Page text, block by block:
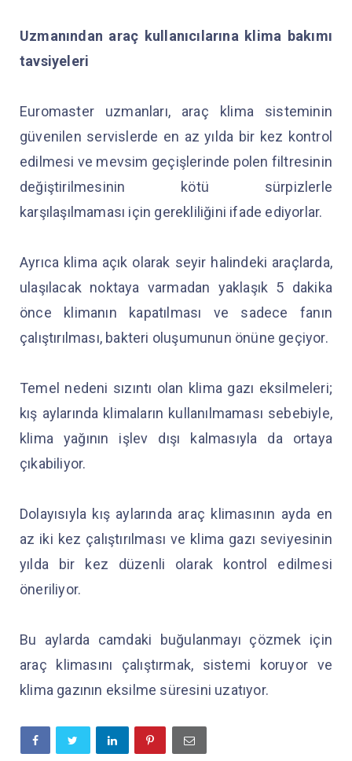
Uzmanından araç kullanıcılarına klima bakımı
tavsiyeleri
Euromaster uzmanları, araç klima sisteminin
güvenilen servislerde en az yılda bir kez kontrol
edilmesi ve mevsim geçişlerinde polen filtresinin
değiştirilmesinin kötü sürpizlerle
karşılaşılmaması için gerekliliğini ifade ediyorlar.
Ayrıca klima açık olarak seyir halindeki araçlarda,
ulaşılacak noktaya varmadan yaklaşık 5 dakika
önce klimanın kapatılması ve sadece fanın
çalıştırılması, bakteri oluşumunun önüne geçiyor.
Temel nedeni sızıntı olan klima gazı eksilmeleri;
kış aylarında klimaların kullanılmaması sebebiyle,
klima yağının işlev dışı kalmasıyla da ortaya
çıkabiliyor.
Dolayısıyla kış aylarında araç klimasının ayda en
az iki kez çalıştırılması ve klima gazı seviyesinin
yılda bir kez düzenli olarak kontrol edilmesi
öneriliyor.
Bu aylarda camdaki buğulanmayı çözmek için
araç klimasını çalıştırmak, sistemi koruyor ve
klima gazının eksilme süresini uzatıyor.